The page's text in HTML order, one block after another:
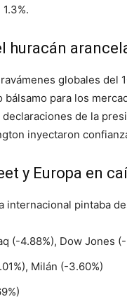
huracán
globales del
para los
de la
inyectaron
y Europa en
internacional pintaba
(-4.88%), Dow Jones (-
Milán (-3.60%)